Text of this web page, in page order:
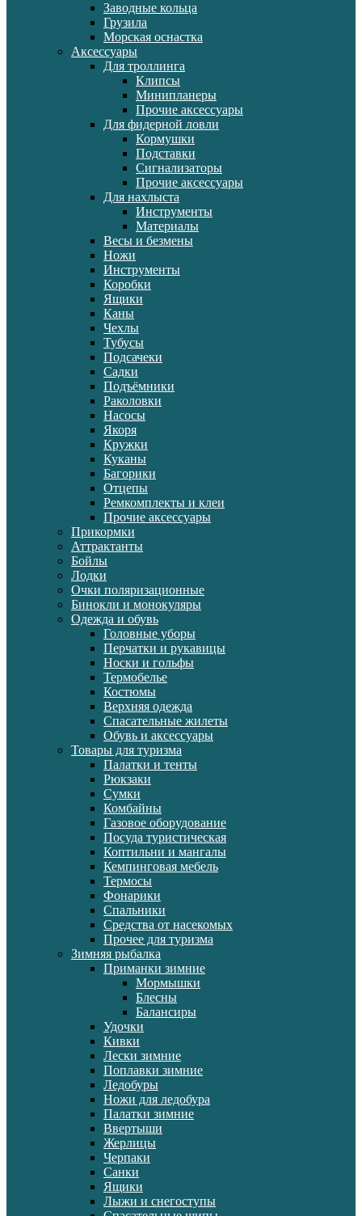
Заводные кольца
Грузила
Морская оснастка
Аксессуары
Для троллинга
Клипсы
Минипланеры
Прочие аксессуары
Для фидерной ловли
Кормушки
Подставки
Сигнализаторы
Прочие аксессуары
Для нахлыста
Инструменты
Материалы
Весы и безмены
Ножи
Инструменты
Коробки
Ящики
Каны
Чехлы
Тубусы
Подсачеки
Садки
Подъёмники
Раколовки
Насосы
Якоря
Кружки
Куканы
Багорики
Отцепы
Ремкомплекты и клеи
Прочие аксессуары
Прикормки
Аттрактанты
Бойлы
Лодки
Очки поляризационные
Бинокли и монокуляры
Одежда и обувь
Головные уборы
Перчатки и рукавицы
Носки и гольфы
Термобелье
Костюмы
Верхняя одежда
Спасательные жилеты
Обувь и аксессуары
Товары для туризма
Палатки и тенты
Рюкзаки
Сумки
Комбайны
Газовое оборудование
Посуда туристическая
Коптильни и мангалы
Кемпинговая мебель
Термосы
Фонарики
Спальники
Средства от насекомых
Прочее для туризма
Зимняя рыбалка
Приманки зимние
Мормышки
Блесны
Балансиры
Удочки
Кивки
Лески зимние
Поплавки зимние
Ледобуры
Ножи для ледобура
Палатки зимние
Ввертыши
Жерлицы
Черпаки
Санки
Ящики
Лыжи и снегоступы